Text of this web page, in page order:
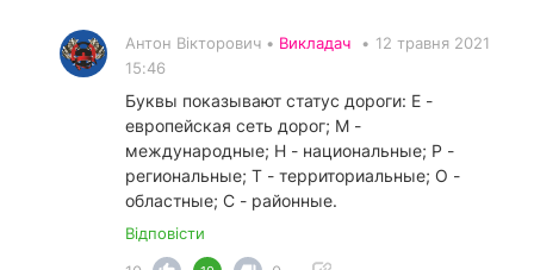
Антон Вікторович • Викладач • 12 травня 2021
15:46
Буквы показывают статус дороги: Е -
европейская сеть дорог; М -
международные; Н - национальные; Р -
региональные; Т - территориальные; О -
областные; С - районные.
Відповісти